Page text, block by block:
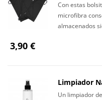
Con estas
microfibra
almacenados
3,90 €
Limpiador
Un limpiador